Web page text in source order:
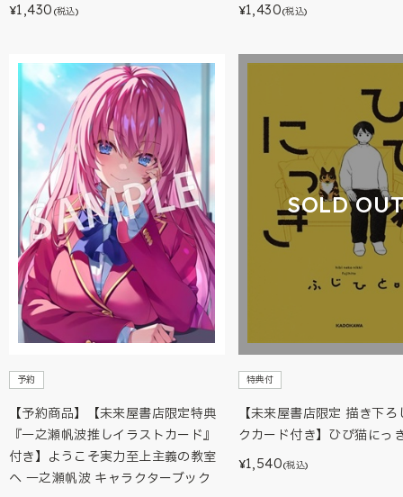
¥1,430 (税込) ¥1,430(税込)
予約
【予約商品】【未来屋書店限定特典
『一之瀬帆波推しイラストカード』
付き】ようこそ実力至上主義の教室
へ 一之瀬帆波 キャラクターブック
SOLD
特典付
【未来屋書店限定 描き下
クカード付き】ひび猫にっ
¥1,540(税込)